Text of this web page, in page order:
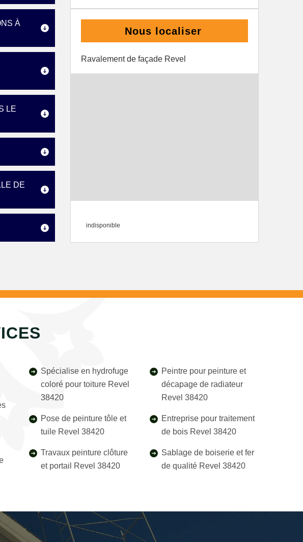
À
LE
DE
Nous localiser
Ravalement de façade Revel
indisponible
Spécialise en hydrofuge
coloré pour toiture Revel
38420
Pose de peinture tôle et
tuile Revel 38420
Travaux peinture clôture
et portail Revel 38420
Peintre pour peinture et
décapage de radiateur
Revel 38420
Entreprise pour traitement
de bois Revel 38420
Sablage de boiserie et fer
de qualité Revel 38420